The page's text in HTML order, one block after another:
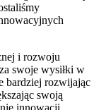
i rozwoju
swoje wysiłki w
bardziej rozwijając
swoją